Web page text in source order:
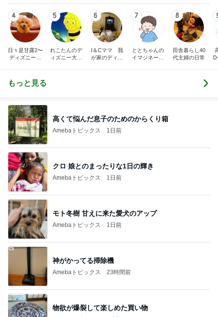
4
日々是甘露2〜
ディズニー風
5
れこたんのデ
ィズニー大好
6
I＆Cママ 我
が家のディズ
7
ととちゃんの
イマジネーシ
8
田舎暮らし40
代主婦の日常
もっと見る
高くて悩んだ息子のためのからくり箱
Amebaトピックス 1日前
クロ 娘とのまったりな1日の輝き
Amebaトピックス 1日前
モト冬樹 甘えに来た愛犬のアップ
Amebaトピックス 1日前
神がかってる掃除機
Amebaトピックス 23時間前
物欲が爆裂して楽しめた買い物